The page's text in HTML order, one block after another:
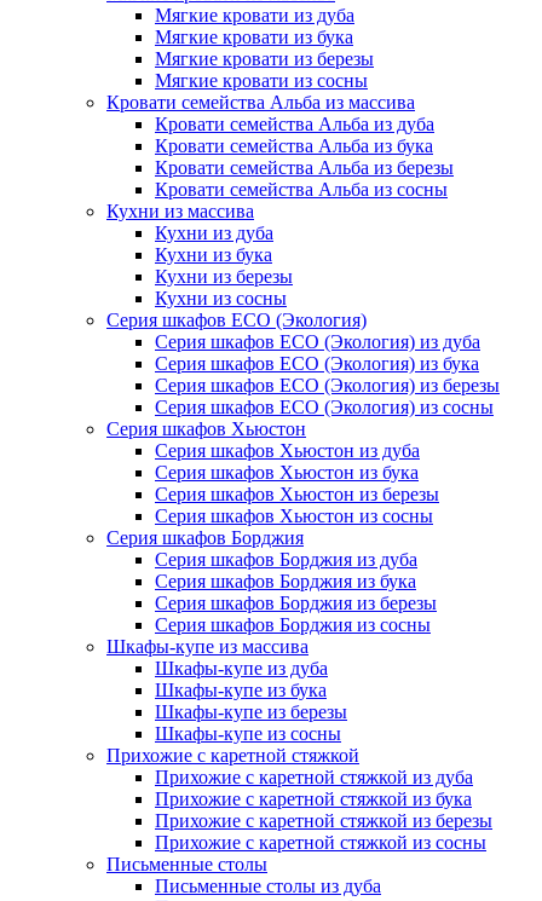
Мягкие кровати из дуба
Мягкие кровати из бука
Мягкие кровати из березы
Мягкие кровати из сосны
Кровати семейства Альба из массива
Кровати семейства Альба из дуба
Кровати семейства Альба из бука
Кровати семейства Альба из березы
Кровати семейства Альба из сосны
Кухни из массива
Кухни из дуба
Кухни из бука
Кухни из березы
Кухни из сосны
Серия шкафов ECO (Экология)
Серия шкафов ECO (Экология) из дуба
Серия шкафов ECO (Экология) из бука
Серия шкафов ECO (Экология) из березы
Серия шкафов ECO (Экология) из сосны
Серия шкафов Хьюстон
Серия шкафов Хьюстон из дуба
Серия шкафов Хьюстон из бука
Серия шкафов Хьюстон из березы
Серия шкафов Хьюстон из сосны
Серия шкафов Борджия
Серия шкафов Борджия из дуба
Серия шкафов Борджия из бука
Серия шкафов Борджия из березы
Серия шкафов Борджия из сосны
Шкафы-купе из массива
Шкафы-купе из дуба
Шкафы-купе из бука
Шкафы-купе из березы
Шкафы-купе из сосны
Прихожие с каретной стяжкой
Прихожие с каретной стяжкой из дуба
Прихожие с каретной стяжкой из бука
Прихожие с каретной стяжкой из березы
Прихожие с каретной стяжкой из сосны
Письменные столы
Письменные столы из дуба